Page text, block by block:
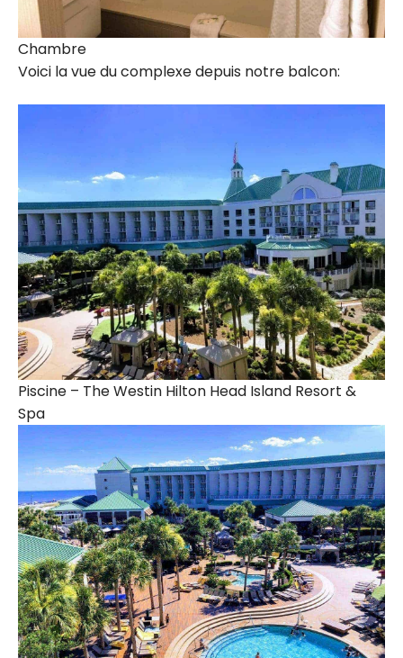
Chambre
Voici la vue du complexe depuis notre balcon:
Piscine – The Westin Hilton Head Island Resort &
Spa